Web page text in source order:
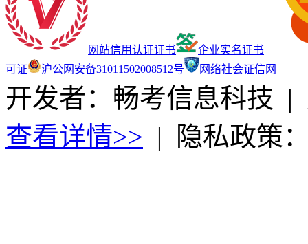
网站信用认证证书
企业实名证书
可证
沪公网安备31011502008512号 网络社会证信网
开发者：畅考信息科技 |
查看详情>> | 隐私政策